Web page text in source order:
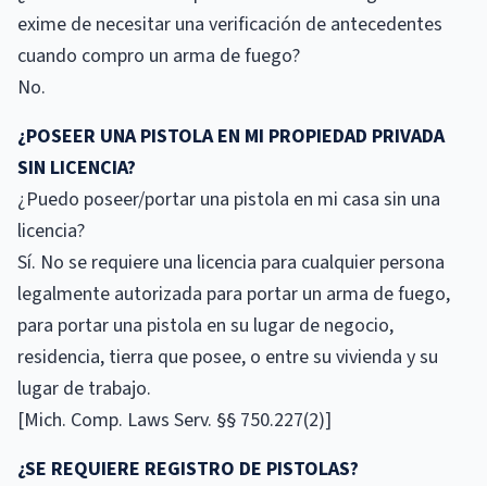
exime de necesitar una verificación de antecedentes
cuando compro un arma de fuego?
No.
¿POSEER UNA PISTOLA EN MI PROPIEDAD PRIVADA
SIN LICENCIA?
¿Puedo poseer/portar una pistola en mi casa sin una
licencia?
Sí. No se requiere una licencia para cualquier persona
legalmente autorizada para portar un arma de fuego,
para portar una pistola en su lugar de negocio,
residencia, tierra que posee, o entre su vivienda y su
lugar de trabajo.
[Mich. Comp. Laws Serv. §§ 750.227(2)]
¿SE REQUIERE REGISTRO DE PISTOLAS?